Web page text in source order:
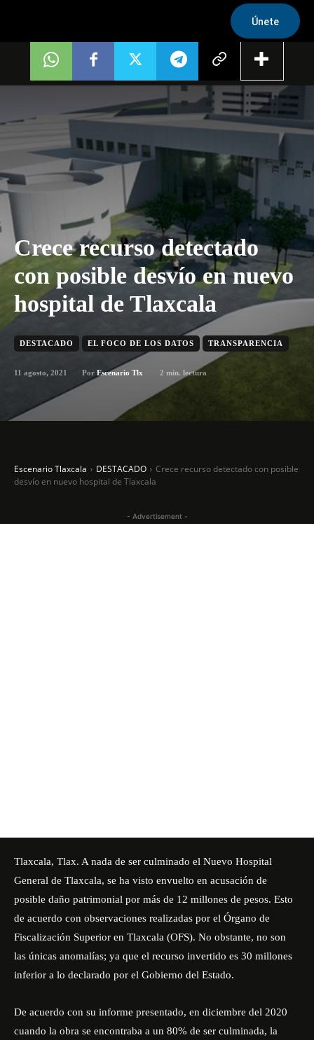
Únete
Crece recurso detectado
con posible desvío en nuevo
hospital de Tlaxcala
DESTACADO EL FOCO DE LOS DATOS TRANSPARENCIA
11 agosto, 2021 Por Escenario Tlx 2 min. lectura
Escenario Tlaxcala DESTACADO
Crece recurso detectado con posible
desvío en nuevo hospital de Tlaxcala
- Advertisement -
Tlaxcala, Tlax. A nada de ser culminado el Nuevo Hospital
General de Tlaxcala, se ha visto envuelto en acusación de
posible daño patrimonial por más de 12 millones de pesos. Esto
de acuerdo con observaciones realizadas por el Órgano de
Fiscalización Superior en Tlaxcala (OFS). No obstante, no son
las únicas anomalías; ya que el recurso invertido es 30 millones
inferior a lo declarado por el Gobierno del Estado.
De acuerdo con su informe presentado, en diciembre del 2020
cuando la obra se encontraba a un 80% de ser culminada, la